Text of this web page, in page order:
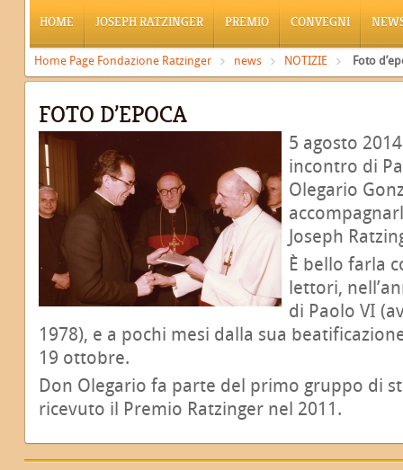
HOME JOSEPH RATZINGER PREMIO CONVEGNI
Home Page Fondazione Ratzinger news NOTIZIE Foto
FOTO D’EPOCA
5 agosto
incontro di
Olegario
Joseph
È bello farla
lettori,
di Paolo VI
1978), e a pochi mesi dalla sua
19 ottobre.
Don Olegario fa parte del primo gruppo di
ricevuto il Premio Ratzinger nel 2011.